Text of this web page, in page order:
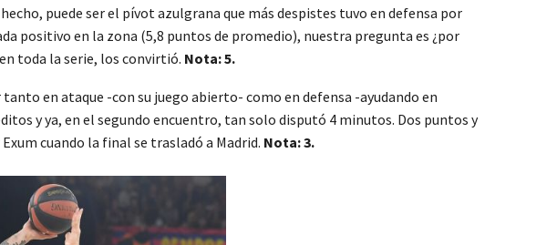
puede ser el pívot azulgrana que más despistes tuvo en defensa por
positivo en la zona (5,8 puntos de promedio), nuestra pregunta es ¿por
toda la serie, los convirtió. Nota: 5.
en ataque -con su juego abierto- como en defensa -ayudando en
y ya, en el segundo encuentro, tan solo disputó 4 minutos. Dos puntos y
cuando la final se trasladó a Madrid. Nota: 3.